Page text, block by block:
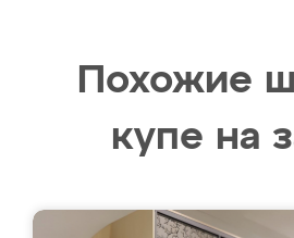
Похожие
купе на